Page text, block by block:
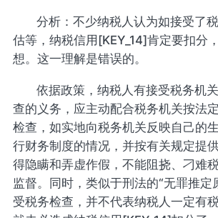
分析：不少纳税人认为如接受了
估等，纳税信用[KEY_14]肯定要扣分
想。这一理解是错误的。
依据政策，纳税人有接受税务机
查的义务，应主动配合税务机关按法
检查，如实地向税务机关反映自己的
行财务制度的情况，并按有关规定提
得隐瞒和弄虚作假，不能阻挠、刁难
监督。同时，类似于刑法的“无罪推定
受税务检查，并不代表纳税人一定有